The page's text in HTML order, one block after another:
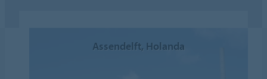
Assendelft, Holanda